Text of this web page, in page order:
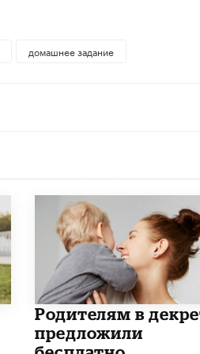
домашнее задание
Родителям в
предложили